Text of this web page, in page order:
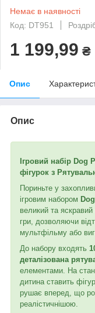
Немає в наявності
Код: DT951
1 199,99 ₴
Опис
Опис
Ігровий набір
фігурок з
Пориньте у
ігровим набором
великий та яскравий
гри, дозволяючи
мультфільму або
До набору входять
деталізована
елементами. На
дитина ставить
рушає вперед, що
реалістичнішою.